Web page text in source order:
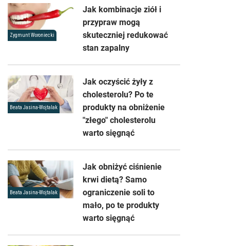
Zygmunt Woroniecki
Jak kombinacje ziół i
przypraw mogą
skuteczniej redukować
stan zapalny
Beata Jasina-Wojtalak
Jak oczyścić żyły z
cholesterolu? Po te
produkty na obniżenie
"złego" cholesterolu
warto sięgnąć
Beata Jasina-Wojtalak
Jak obniżyć ciśnienie
krwi dietą? Samo
ograniczenie soli to
mało, po te produkty
warto sięgnąć